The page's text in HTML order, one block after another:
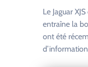
Le Jaguar
entraîne la
ont été